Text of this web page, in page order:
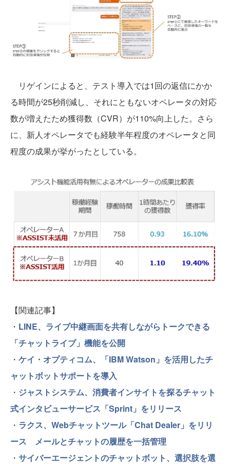
リゲインによると、テスト導入では1回の返信にかか
る時間が25秒削減し、それにともないオペレータの対応
数が増えたため獲得数（CVR）が110%向上した。さら
に、新人オペレータでも経験半年程度のオペレータと同
程度の成果が挙がったとしている。
【関連記事】
・ LINE、ライブ中継画面を共有しながらトークできる
「チャットライブ」機能を公開
・ ケイ・オプティコム、「IBM Watson」を活用したチ
ャットボットサポートを導入
・ ジャストシステム、消費者インサイトを探るチャット
式インタビューサービス「Sprint」をリリース
・ ラクス、Webチャットツール「Chat Dealer」をリリ
ース メールとチャットの履歴を一括管理
・ サイバーエージェントのチャットボット、選択肢を選